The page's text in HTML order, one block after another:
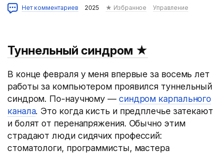
Нет комментариев 2025 ★ Избранное Управление
Туннельный синдром ★
В конце февраля у меня впервые за восемь лет
работы за компьютером проявился туннельный
синдром. По-научному — синдром карпального
канала. Это когда кисть и предплечье затекают
и болят от перенапряжения. Обычно этим
страдают люди сидячих профессий:
стоматологи, программисты, мастера